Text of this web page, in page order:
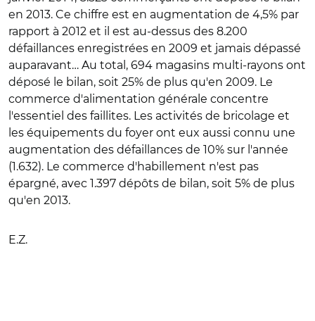
en 2013. Ce chiffre est en augmentation de 4,5% par
rapport à 2012 et il est au-dessus des 8.200
défaillances enregistrées en 2009 et jamais dépassé
auparavant… Au total, 694 magasins multi-rayons ont
déposé le bilan, soit 25% de plus qu'en 2009. Le
commerce d'alimentation générale concentre
l'essentiel des faillites. Les activités de bricolage et
les équipements du foyer ont eux aussi connu une
augmentation des défaillances de 10% sur l'année
(1.632). Le commerce d'habillement n'est pas
épargné, avec 1.397 dépôts de bilan, soit 5% de plus
qu'en 2013.
E.Z.